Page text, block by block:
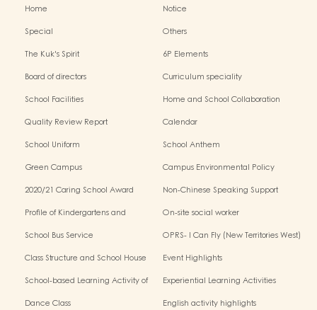
Home
Notice
Special
Others
The Kuk's Spirit
6P Elements
Board of directors
Curriculum speciality
School Facilities
Home and School Collaboration
Quality Review Report
Calendar
School Uniform
School Anthem
Green Campus
Campus Environmental Policy
2020/21 Caring School Award
Non-Chinese Speaking Support
Profile of Kindergartens and
On-site social worker
School Bus Service
OPRS- I Can Fly (New Territories West)
Class Structure and School House
Event Highlights
School-based Learning Activity of
Experiential Learning Activities
Dance Class
English activity highlights